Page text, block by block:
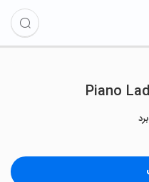
Piano